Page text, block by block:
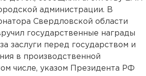
администрации. В
Свердловской области
государственные награды
заслуги перед государством и
в производственной
числе, указом Президента РФ